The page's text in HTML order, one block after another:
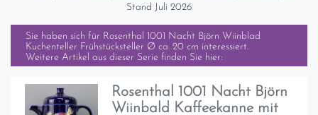
Stand Juli 2026
Sie haben sich für Rosenthal 1001 Nacht Björn Wiinblad
Kuchenteller Frühstücksteller Ø ca. 20 cm interessiert.
Weitere Artikel aus dieser Serie finden Sie hier:
Rosenthal 1001 Nacht Björn
Wiinbald Kaffeekanne mit